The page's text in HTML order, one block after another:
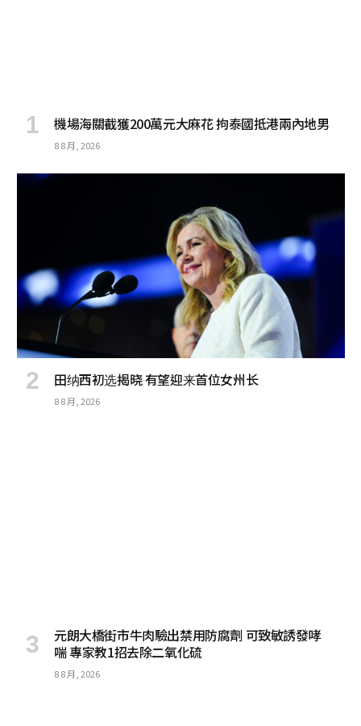
機場海關截獲200萬元大麻花 拘泰國抵港兩內地男
8 8 月, 2026
田纳西初选揭晓 有望迎来首位女州长
8 8 月, 2026
元朗大橋街市牛肉驗出禁用防腐劑 可致敏誘發哮
喘 專家教1招去除二氧化硫
8 8 月, 2026